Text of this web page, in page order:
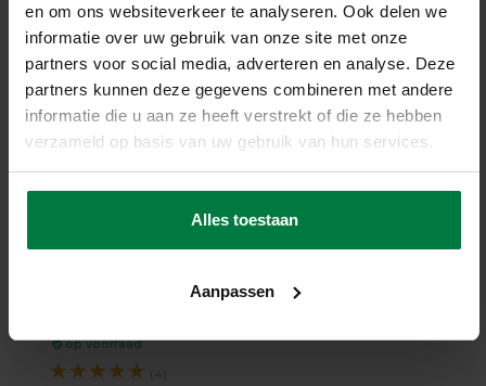
en om ons websiteverkeer te analyseren. Ook delen we
informatie over uw gebruik van onze site met onze
partners voor social media, adverteren en analyse. Deze
partners kunnen deze gegevens combineren met andere
informatie die u aan ze heeft verstrekt of die ze hebben
verzameld op basis van uw gebruik van hun services.
Alles toestaan
Aanpassen
Gerelateerde producten
op voorraad
★★★★★ (4)